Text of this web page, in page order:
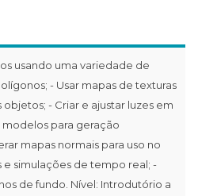
usando uma variedade de
- Usar mapas de texturas
- Criar e ajustar luzes em
para geração
mapas normais para uso no
simulações de tempo real; -
de fundo. Nível: Introdutório a